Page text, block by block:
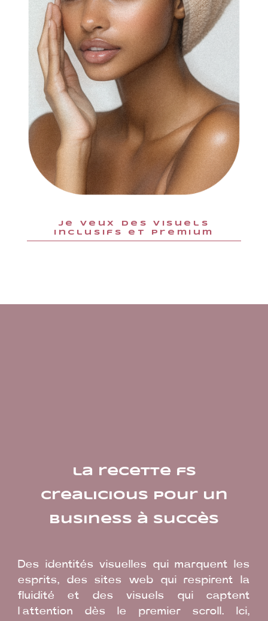
je veux des visuels
inclusifs et premium
la recette fs
crealicious pour un
business à succès
Des identités visuelles qui marquent les
esprits, des sites web qui respirent la
fluidité et des visuels qui captent
l’attention dès le premier scroll. Ici,